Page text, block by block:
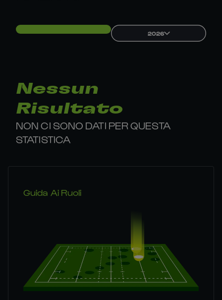
2026
Nessun
Risultato
NON CI SONO DATI PER QUESTA
STATISTICA
Guida Ai Ruoli